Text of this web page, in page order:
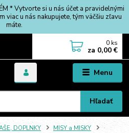
* Vytvorte si u nás účet a pravidelnými
viac u nás nakupujete, tým väčšiu zľavu
máte.
Menu
Hľadať
0 ks
za 0,00 €
DOPLNKY
MISY a MISKY